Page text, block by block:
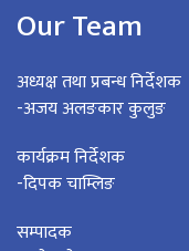
Our Team
अध्यक्ष तथा प्रबन्ध निर्देशक
-अजय अलङकार कुलुङ
कार्यक्रम निर्देशक
-दिपक चाम्लिङ
सम्पादक